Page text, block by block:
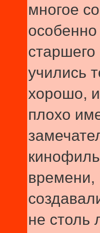
многое
учились
хорошо,
плохо
времени,
не столь